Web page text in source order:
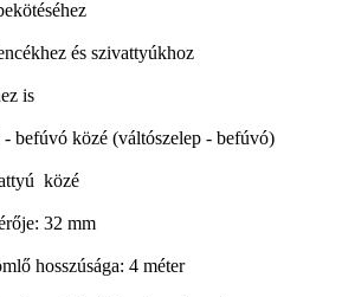
és szivattyúkhoz
is
befúvó közé (váltószelep - befúvó)
közé
32 mm
hosszúsága: 4 méter